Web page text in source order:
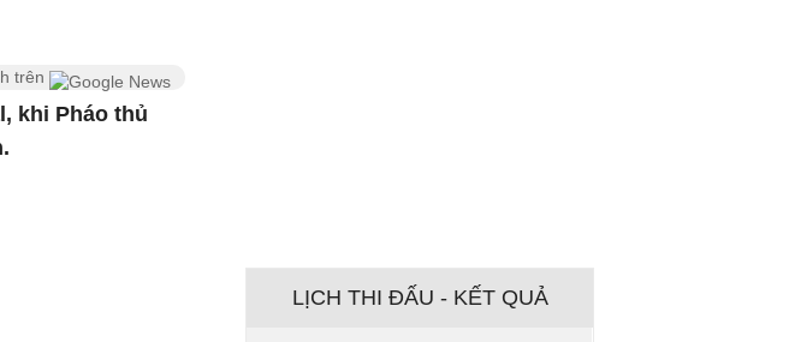
trên
khi Pháo thủ
LỊCH THI ĐẤU - KẾT QUẢ